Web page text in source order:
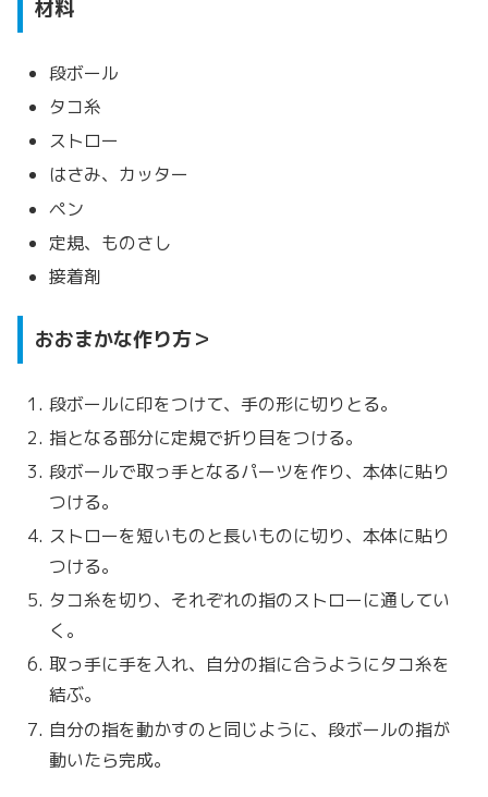
材料
段ボール
タコ糸
ストロー
はさみ、カッター
ペン
定規、ものさし
接着剤
おおまかな作り方＞
段ボールに印をつけて、手の形に切りとる。
指となる部分に定規で折り目をつける。
段ボールで取っ手となるパーツを作り、本体に貼り
つける。
ストローを短いものと長いものに切り、本体に貼り
つける。
タコ糸を切り、それぞれの指のストローに通してい
く。
取っ手に手を入れ、自分の指に合うようにタコ糸を
結ぶ。
自分の指を動かすのと同じように、段ボールの指が
動いたら完成。